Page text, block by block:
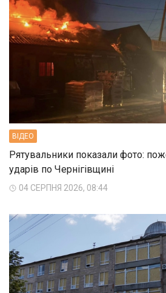
ВIДЕО
Рятувальники показали фото:
ударів по Чернігівщині
04 СЕРПНЯ 2026, 08:44